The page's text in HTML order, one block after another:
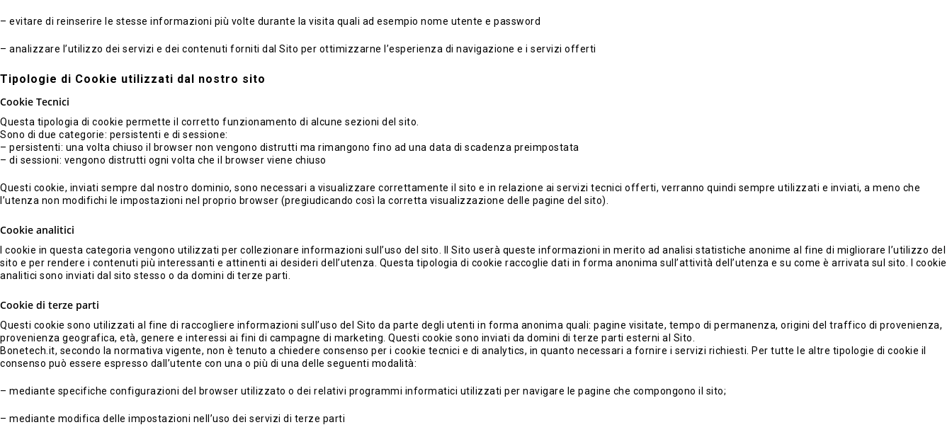
– evitare di reinserire le stesse informazioni più volte durante la visita quali ad esempio nome utente e password
– analizzare l’utilizzo dei servizi e dei contenuti forniti dal Sito per ottimizzarne l’esperienza di navigazione e i servizi offerti
Tipologie di Cookie utilizzati dal nostro sito
Cookie Tecnici
Questa tipologia di cookie permette il corretto funzionamento di alcune sezioni del sito.
Sono di due categorie: persistenti e di sessione:
– persistenti: una volta chiuso il browser non vengono distrutti ma rimangono fino ad una data di scadenza preimpostata
– di sessioni: vengono distrutti ogni volta che il browser viene chiuso
Questi cookie, inviati sempre dal nostro dominio, sono necessari a visualizzare correttamente il sito e in relazione ai servizi tecnici offerti, verranno quindi sempre utilizzati e inviati, a meno che
l’utenza non modifichi le impostazioni nel proprio browser (pregiudicando così la corretta visualizzazione delle pagine del sito).
Cookie analitici
I cookie in questa categoria vengono utilizzati per collezionare informazioni sull’uso del sito. Il Sito userà queste informazioni in merito ad analisi statistiche anonime al fine di migliorare l’utilizzo del
sito e per rendere i contenuti più interessanti e attinenti ai desideri dell’utenza. Questa tipologia di cookie raccoglie dati in forma anonima sull’attività dell’utenza e su come è arrivata sul sito. I cookie
analitici sono inviati dal sito stesso o da domini di terze parti.
Cookie di terze parti
Questi cookie sono utilizzati al fine di raccogliere informazioni sull’uso del Sito da parte degli utenti in forma anonima quali: pagine visitate, tempo di permanenza, origini del traffico di provenienza,
provenienza geografica, età, genere e interessi ai fini di campagne di marketing. Questi cookie sono inviati da domini di terze parti esterni al Sito.
Bonetech.it, secondo la normativa vigente, non è tenuto a chiedere consenso per i cookie tecnici e di analytics, in quanto necessari a fornire i servizi richiesti. Per tutte le altre tipologie di cookie il
consenso può essere espresso dall’utente con una o più di una delle seguenti modalità:
– mediante specifiche configurazioni del browser utilizzato o dei relativi programmi informatici utilizzati per navigare le pagine che compongono il sito;
– mediante modifica delle impostazioni nell’uso dei servizi di terze parti